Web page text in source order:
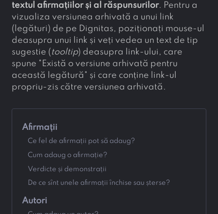
textul afirmațiilor și al răspunsurilor. Pentru a
vizualiza versiunea arhivată a unui link
(legături) de pe Dignitas, poziționați mouse-ul
deasupra unui link și veți vedea un text de tip
sugestie ( tooltip) deasupra link-ului, care
spune "Există o versiune arhivată pentru
această legătură" și care conține link-ul
propriu-zis către versiunea arhivată.
Afirmații
Ce fel de afirmații pot să adaug?
Cum adaug o afirmație?
Verdicte și demonstrații
De ce sînt unele afirmații închise sau șterse?
Autori